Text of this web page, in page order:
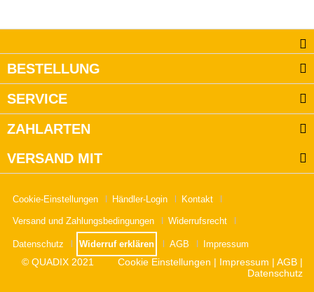
BESTELLUNG
SERVICE
ZAHLARTEN
VERSAND MIT
Cookie-Einstellungen Händler-Login Kontakt
Versand und Zahlungsbedingungen Widerrufsrecht
Datenschutz Widerruf erklären AGB Impressum
© QUADIX 2021 Cookie Einstellungen | Impressum | AGB |
Datenschutz